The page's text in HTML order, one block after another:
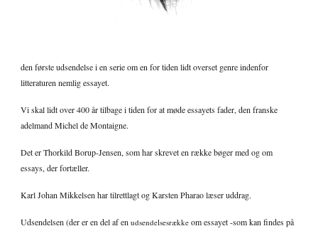
den første udsendelse i en serie om en for tiden lidt overset genre indenfor
litteraturen nemlig essayet.
Vi skal lidt over 400 år tilbage i tiden for at møde essayets fader, den franske
adelmand Michel de Montaigne.
Det er Thorkild Borup-Jensen, som har skrevet en række bøger med og om
essays, der fortæller.
Karl Johan Mikkelsen har tilrettlagt og Karsten Pharao læser uddrag.
Udsendelsen (der er en del af en udsendelsesrække om essayet -som kan findes på